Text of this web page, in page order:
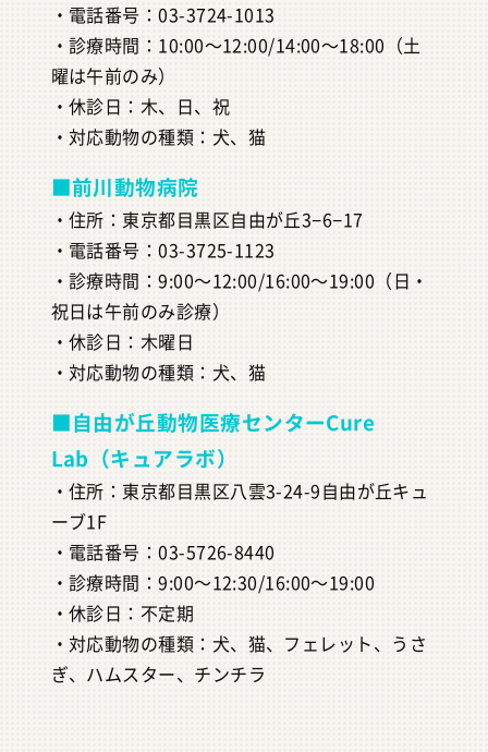
・電話番号：03-3724-1013
・診療時間：10:00～12:00/14:00～18:00（土
曜は午前のみ）
・休診日：木、日、祝
・対応動物の種類：犬、猫
■前川動物病院
・住所：東京都目黒区自由が丘3−6−17
・電話番号：03-3725-1123
・診療時間：9:00～12:00/16:00～19:00（日・
祝日は午前のみ診療）
・休診日：木曜日
・対応動物の種類：犬、猫
■自由が丘動物医療センターCure
Lab（キュアラボ）
・住所：東京都目黒区八雲3-24-9自由が丘キュ
ーブ1F
・電話番号：03-5726-8440
・診療時間：9:00～12:30/16:00～19:00
・休診日：不定期
・対応動物の種類：犬、猫、フェレット、うさ
ぎ、ハムスター、チンチラ